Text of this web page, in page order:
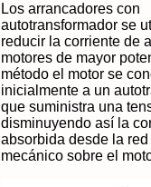
Los arrancadores con
autotransformador se
reducir la corriente de
motores de mayor
método el motor se
inicialmente a un
que suministra una
disminuyendo así la
absorbida desde la
mecánico sobre el